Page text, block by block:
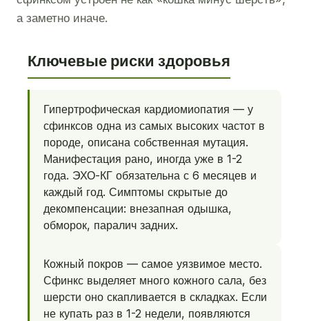
а заметно иначе.
Ключевые риски здоровья
Гипертрофическая кардиомиопатия — у
сфинксов одна из самых высоких частот в
породе, описана собственная мутация.
Манифестация рано, иногда уже в 1-2
года. ЭХО-КГ обязательна с 6 месяцев и
каждый год. Симптомы скрытые до
декомпенсации: внезапная одышка,
обморок, паралич задних.
Кожный покров — самое уязвимое место.
Сфинкс выделяет много кожного сала, без
шерсти оно скапливается в складках. Если
не купать раз в 1-2 недели, появляются